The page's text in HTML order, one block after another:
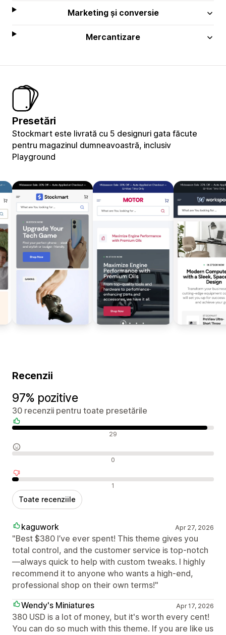
Marketing și conversie
Mercantizare
Presetări
Stockmart este livrată cu 5 designuri gata făcute
pentru magazinul dumneavoastră, inclusiv
Playground
Recenzii
97% pozitive
30 recenzii pentru toate presetările
29
0
1
Toate recenziile
kaguwork Apr 27, 2026
"Best $380 I’ve ever spent! This theme gives you
total control, and the customer service is top-notch
—always quick to help with custom tweaks. I highly
recommend it to anyone who wants a high-end,
professional shop on their own terms!"
Wendy's Miniatures
Apr 17, 2026
380 USD is a lot of money, but it's worth every cent!
You can do so much with this theme. If you are like us